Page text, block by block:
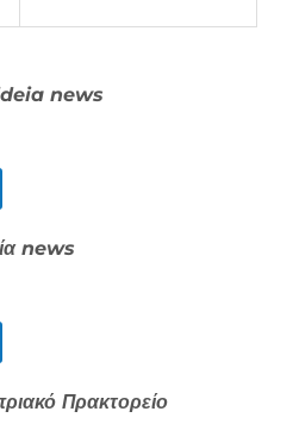
news
news
Πρακτορείο